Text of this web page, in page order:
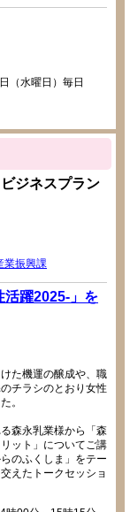
（水曜日）毎日
ジネスプラン
業振興課
活躍2025-」を
た機運の醸成や、職
チラシのとおり女性
。
森永乳業様から「森
ット」についてご講
のふくしま」をテー
えたトークセッショ